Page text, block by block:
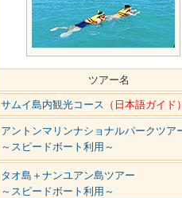
ツアー名
サムイ島内観光コース （日本語ガイド
アントンマリンナショナルパークツア
～スピードボート利用～
タオ島＋ナンユアン島ツアー
～スピードボート利用～